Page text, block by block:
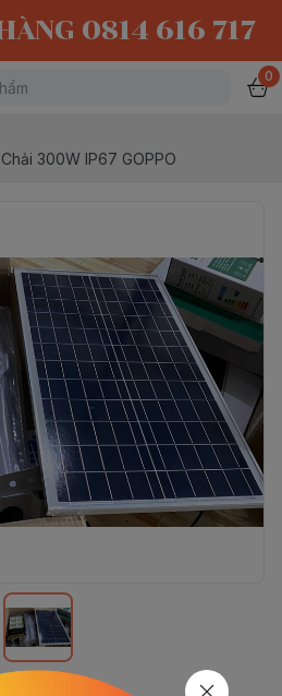
0814 616 717
0
300W IP67 GOPPO